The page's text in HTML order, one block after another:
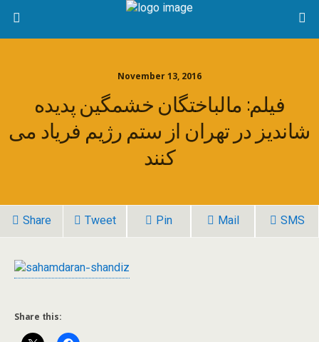
November 13, 2016
فیلم: مالباختگان خشمگین پدیده
شاندیز در تهران از ستم رژیم فریاد می
کنند
Share Tweet Pin Mail SMS
Share this: